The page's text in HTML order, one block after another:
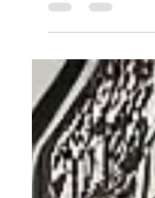
11 sept. 2025 2
Escaliers